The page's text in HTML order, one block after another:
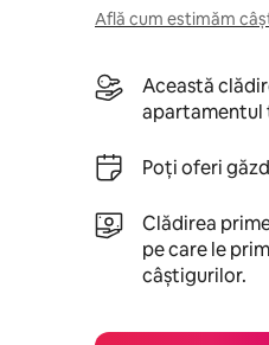
Află cum estimăm
Această
apartamentul
Poți oferi
Clădirea
pe care le
câștigurilor.